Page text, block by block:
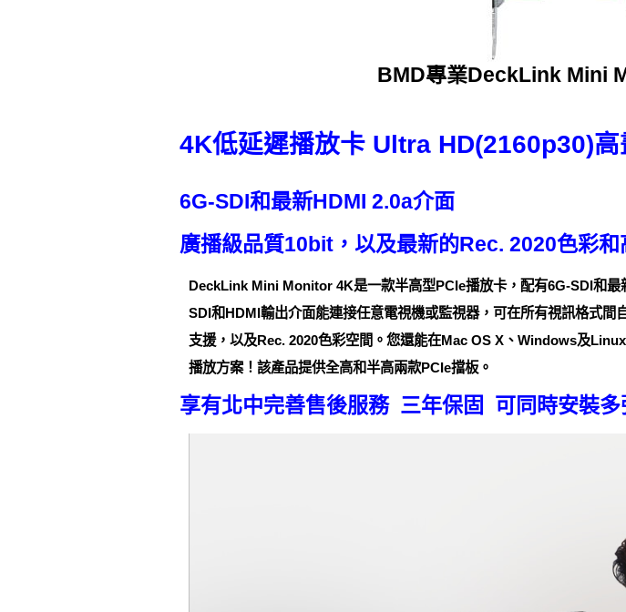
BMD專業DeckLink Mini
4K低延遲播放卡 Ultra HD(2160p30)高
6G-SDI和最新HDMI 2.0a介面
廣播級品質10bit，以及最新的Rec. 2020色彩
DeckLink Mini Monitor 4K是一款半高型PCIe播放卡，配有6G-SDI和最
SDI和HDMI輸出介面能連接任意電視機或監視器，可在所有視訊格式
支援，以及Rec. 2020色彩空間。您還能在Mac OS X、Windows及
播放方案！該產品提供全高和半高兩款PCIe擋板。
享有北中完善售後服務 三年保固 可同時安裝多